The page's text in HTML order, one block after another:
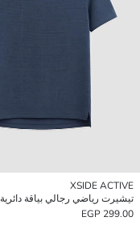
XSIDE ACTIVE
تيشيرت رياضي رجالي بياقة دائرية
299.00 EGP